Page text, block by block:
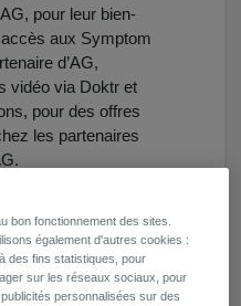
pour leur bien-
aux Symptom
d’AG,
vidéo via Doktr et
pour des offres
les partenaires
alternative
bonus
permet à votre
se distinguer dans la
bon fonctionnement des sites.
également d'autres cookies :
des fins statistiques, pour
sur les réseaux sociaux, pour
personnalisées sur des